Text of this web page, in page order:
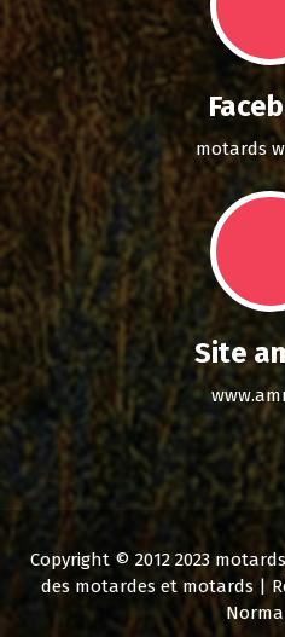
motards
Site
Copyright © 2012 2023
des motardes et motards |